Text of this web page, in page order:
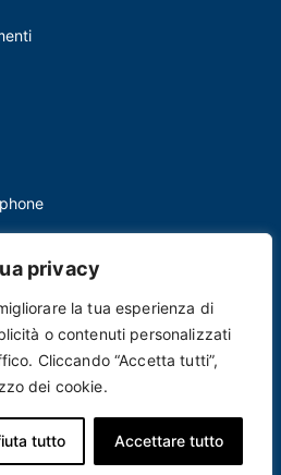
privacy
la tua esperienza di
o contenuti personalizzati
Cliccando “Accetta tutti”,
dei cookie.
tutto Accettare tutto